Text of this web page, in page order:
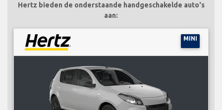
Hertz bieden de onderstaande handgeschakelde auto's
aan:
MINI